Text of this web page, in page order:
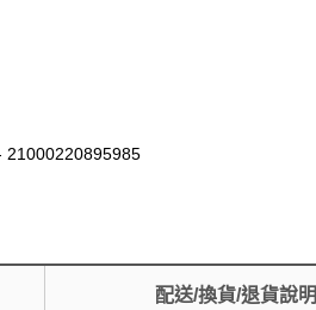
21000220895985
配送/換貨/退貨說明